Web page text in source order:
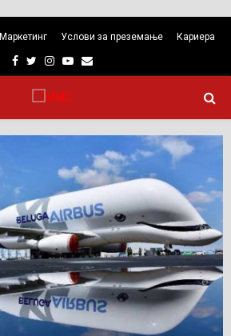
Маркетинг Услови за преземање Кариера
Facebook
TwitterInstagram
Youtube
Email